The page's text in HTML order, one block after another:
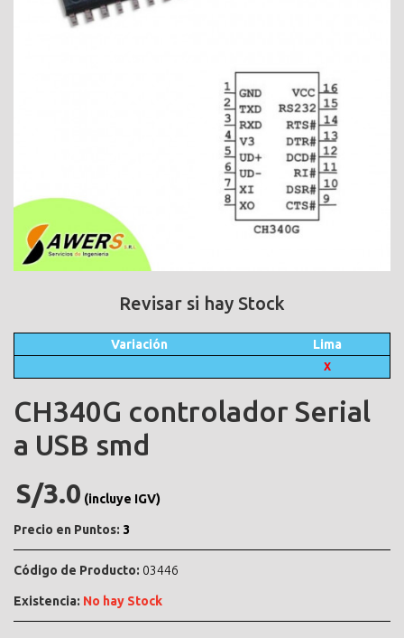
Revisar si hay Stock
Variación Lima
X
CH340G controlador Serial
a USB smd
S/3.0 (incluye IGV)
Precio en Puntos: 3
Código de Producto: 03446
Existencia: No hay Stock